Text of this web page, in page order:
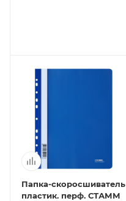
Папка-скоросшиватель
пластик. перф. СТАММ